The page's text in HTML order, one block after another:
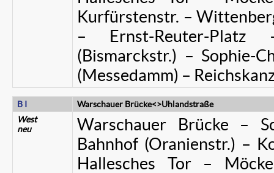
Kurfürstenstr. –
– Ernst-Reuter-Platz
(Bismarckstr.) – Sophie-
(Messedamm) –
B I
Warschauer Brücke<>Uhlandstraße
West
neu
Warschauer Brücke –
Bahnhof (Oranienstr.) –
Hallesches Tor –